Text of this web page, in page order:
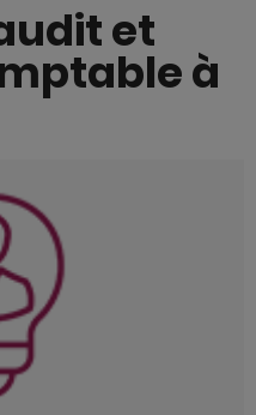
et
à
Des technologies